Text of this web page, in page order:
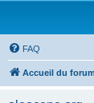
FAQ
Accueil du forum